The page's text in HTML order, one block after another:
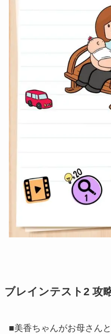
ブレインテスト2 攻
■美香ちゃんがお母さん